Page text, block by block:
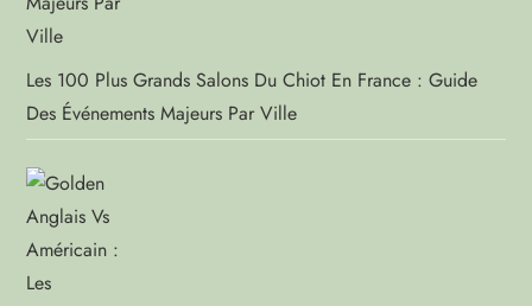
Les 100 Plus Grands Salons Du Chiot En France : Guide
Des Événements Majeurs Par Ville